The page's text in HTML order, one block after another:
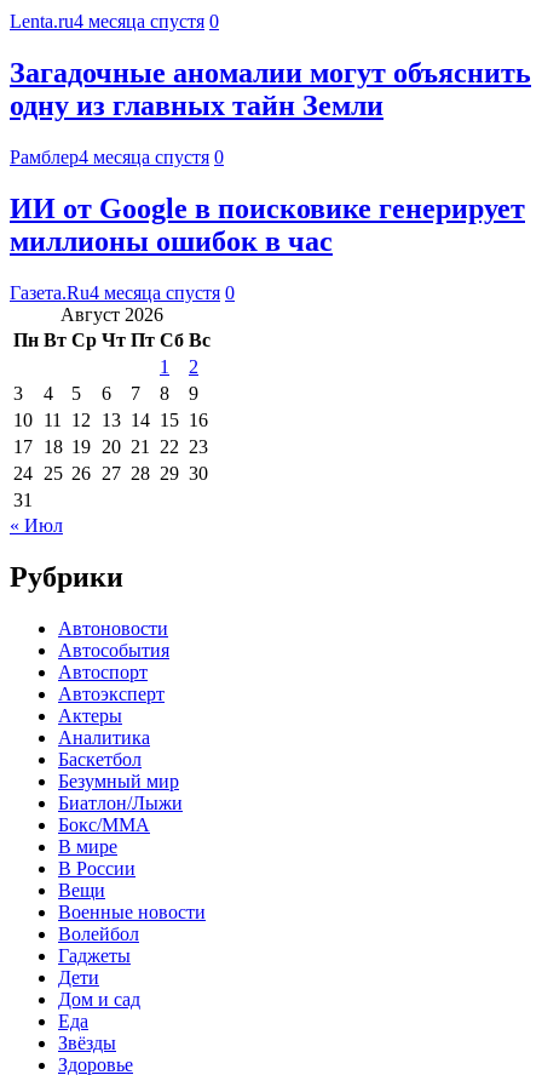
Lenta.ru4 месяца спустя 0
Загадочные аномалии могут объяснить
одну из главных тайн Земли
Рамблер4 месяца спустя 0
ИИ от Google в поисковике генерирует
миллионы ошибок в час
Газета.Ru4 месяца спустя 0
Август 2026
Пн Вт Ср Чт Пт Сб Вс
1
2
3
4 5 6 7 8
9
10 11 12 13 14 15 16
17 18 19 20 21 22 23
24 25 26 27 28 29 30
31
« Июл
Рубрики
Автоновости
Автособытия
Автоспорт
Автоэксперт
Актеры
Аналитика
Баскетбол
Безумный мир
Биатлон/Лыжи
Бокс/MMA
В мире
В России
Вещи
Военные новости
Волейбол
Гаджеты
Дети
Дом и сад
Еда
Звёзды
Здоровье